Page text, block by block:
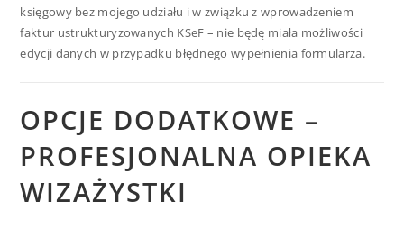
księgowy bez mojego udziału i w związku z wprowadzeniem
faktur ustrukturyzowanych KSeF – nie będę miała możliwości
edycji danych w przypadku błędnego wypełnienia formularza.
OPCJE DODATKOWE –
PROFESJONALNA OPIEKA
WIZAŻYSTKI